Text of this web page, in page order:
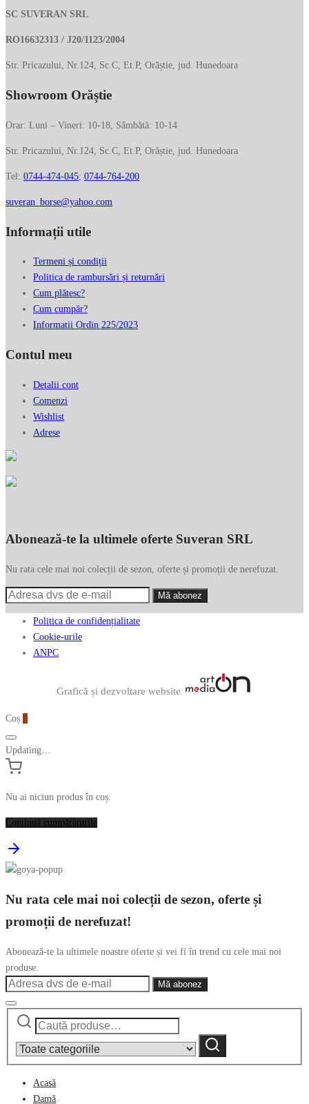
SC SUVERAN SRL
RO16632313 / J20/1123/2004
Str. Pricazului, Nr.124, Sc.C, Et.P, Orăștie, jud. Hunedoara
Showroom Orăștie
Orar: Luni – Vineri: 10-18, Sâmbătă: 10-14
Str. Pricazului, Nr.124, Sc.C, Et.P, Orăștie, jud. Hunedoara
Tel: 0744-474-045; 0744-764-200
suveran_borse@yahoo.com
Informații utile
Termeni și condiții
Politica de rambursări și returnări
Cum plătesc?
Cum cumpăr?
Informatii Ordin 225/2023
Contul meu
Detalii cont
Comenzi
Wishlist
Adrese
Abonează-te la ultimele oferte Suveran SRL
Nu rata cele mai noi colecții de sezon, oferte și promoții de nerefuzat.
Politica de confidențialitate
Cookie-urile
ANPC
Graficã și dezvoltare website
Coș
Updating…
Nu ai niciun produs în coș.
Continuă cumpărăturile
Nu rata cele mai noi colecții de sezon, oferte și
promoții de nerefuzat!
Abonează-te la ultimele noastre oferte și vei fi în trend cu cele mai noi
produse.
Caută
category:
Caută
Acasă
Damă